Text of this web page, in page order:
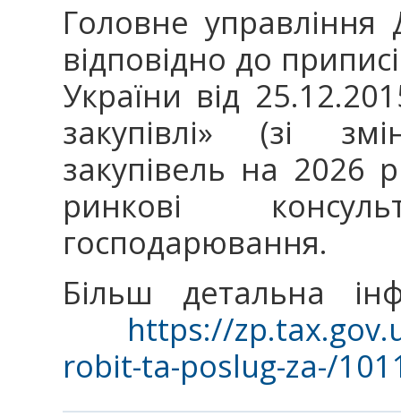
Головне управління
відповідно до
України від
закупівлі» (зі
закупівель на 2026
ринкові
господарювання.
Більш детальна
https://
robit-ta-poslug-za-/